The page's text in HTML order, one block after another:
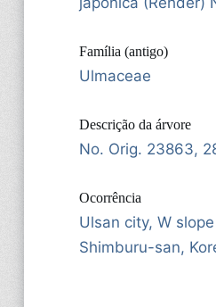
Família (antigo)
Ulmaceae
Descrição da árvore
No. Orig. 23863,
Ocorrência
Ulsan city, W
Shimburu-san,